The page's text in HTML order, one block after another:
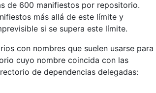
de 600 manifiestos por repositorio.
más allá de este límite y
si se supera este límite.
con nombres que suelen usarse para
cuyo nombre coincida con las
de dependencias delegadas: